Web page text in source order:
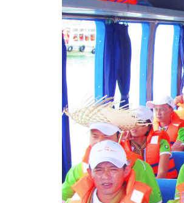
Vị trí trên bản đồ